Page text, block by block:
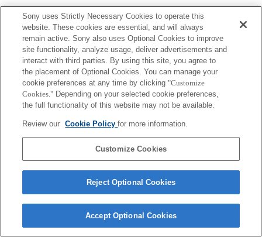
SEL14TC
ใช้งานร่วมกันได้อย่างสมบูรณ์
Copyright 2026 Sony Corporation
Sony uses Strictly Necessary Cookies to operate this
website. These cookies are essential, and will always
remain active. Sony also uses Optional Cookies to improve
site functionality, analyze usage, deliver advertisements and
interact with third parties. By using this site, you agree to
the placement of Optional Cookies. You can manage your
cookie preferences at any time by clicking "Customize
Cookies." Depending on your selected cookie preferences,
the full functionality of this website may not be available.
Review our Cookie Policyfor more information.
Customize Cookies
Reject Optional Cookies
Accept Optional Cookies